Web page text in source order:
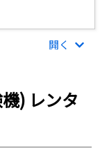
開く
) レンタ